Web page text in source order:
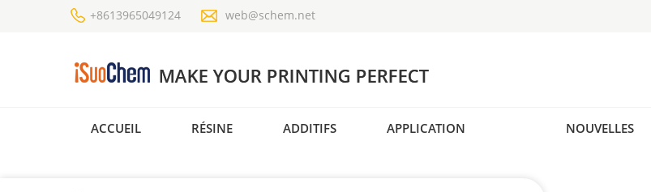
+8613965049124 web@schem.net
ACCUEIL RÉSINE ADDITIFS APPLICATION NOUVELLES